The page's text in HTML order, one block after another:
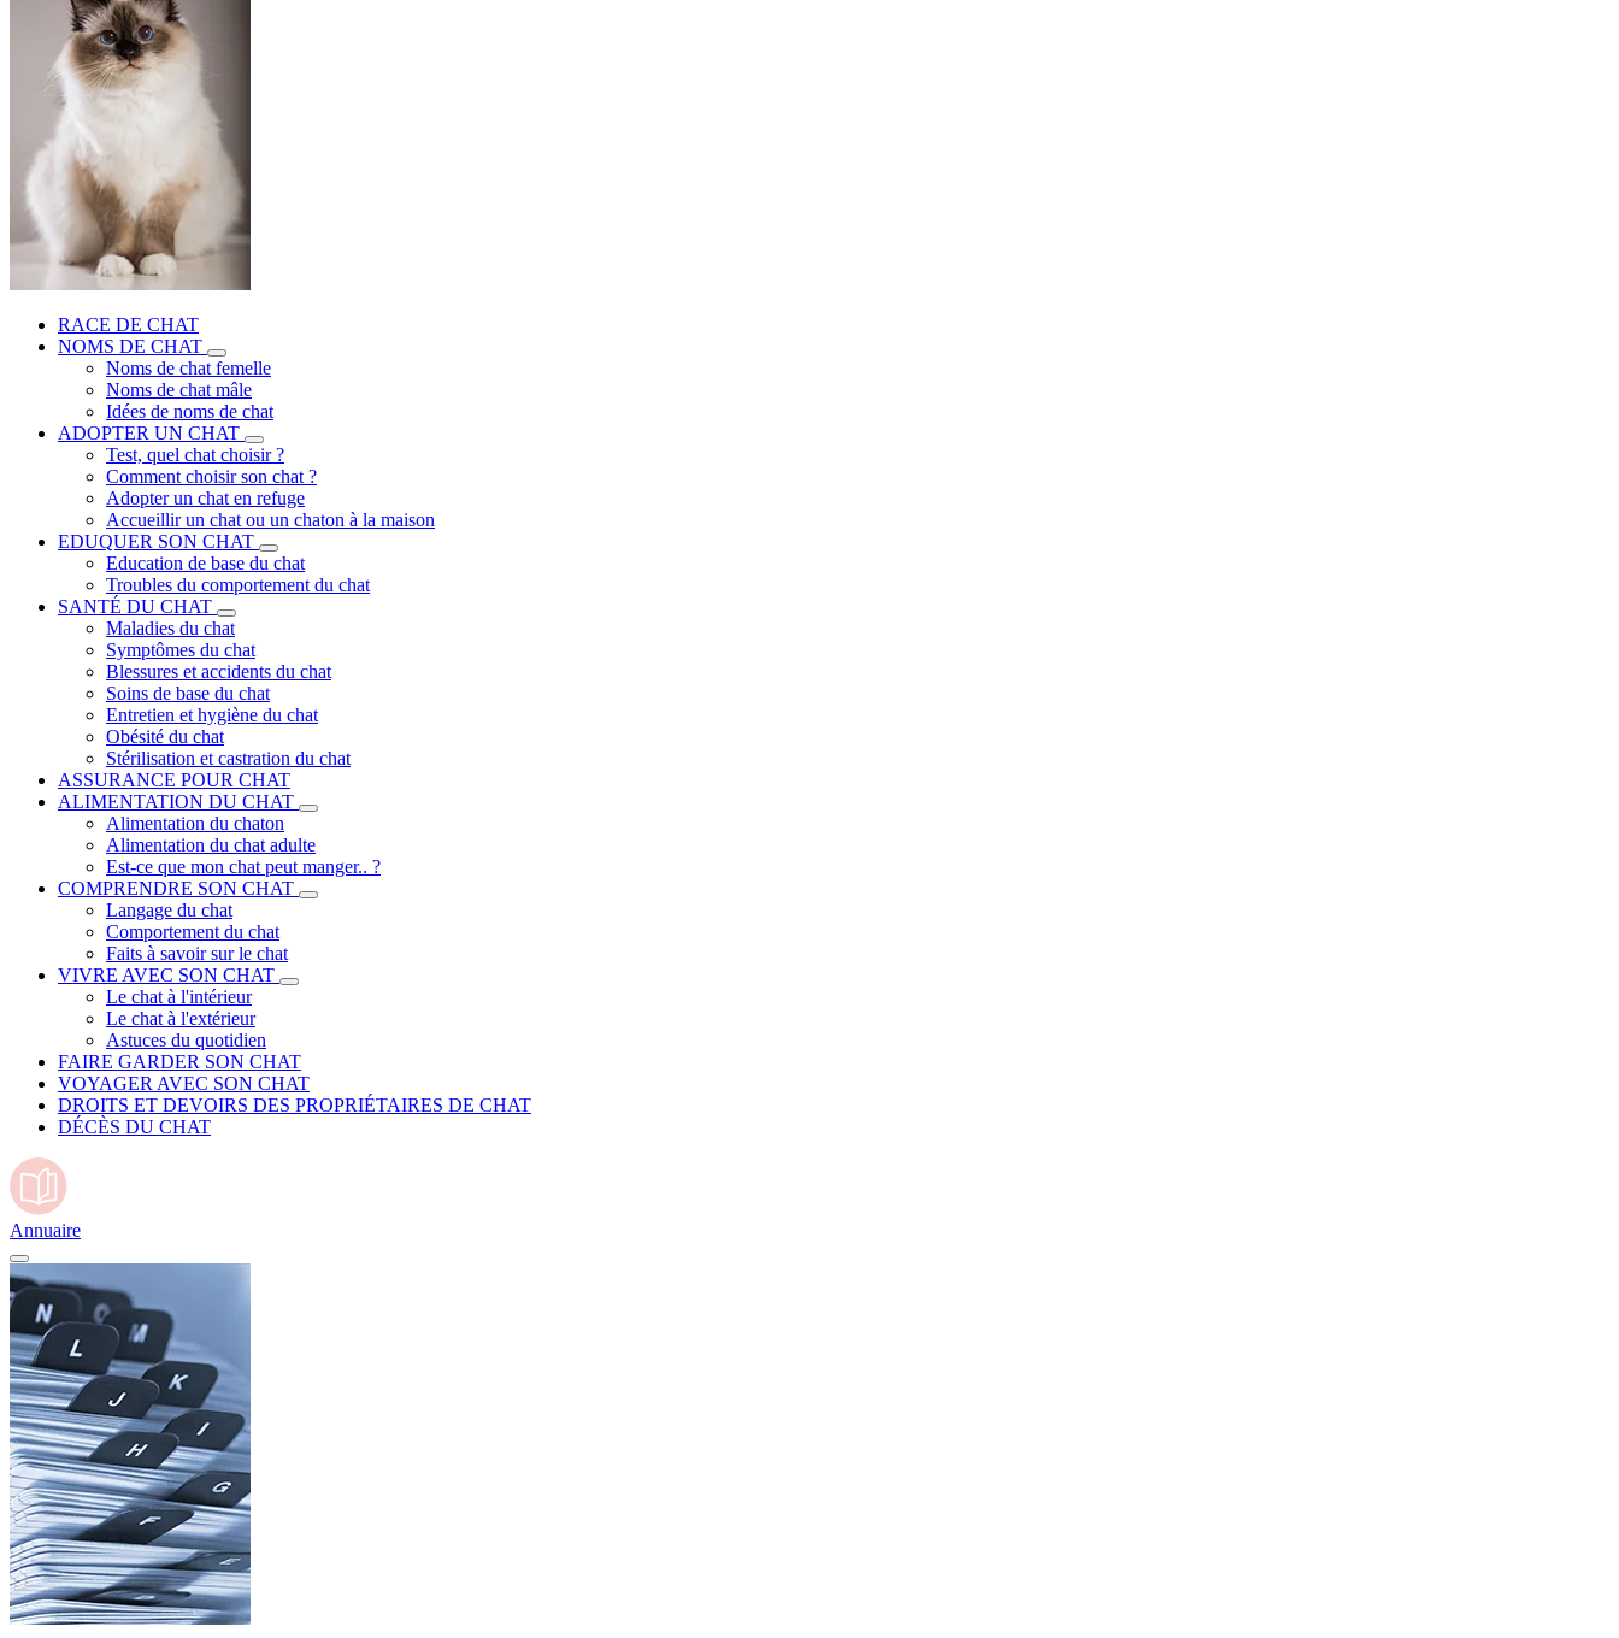
RACE DE CHAT
NOMS DE CHAT
Noms de chat femelle
Noms de chat mâle
Idées de noms de chat
ADOPTER UN CHAT
Test, quel chat choisir ?
Comment choisir son chat ?
Adopter un chat en refuge
Accueillir un chat ou un chaton à la maison
EDUQUER SON CHAT
Education de base du chat
Troubles du comportement du chat
SANTÉ DU CHAT
Maladies du chat
Symptômes du chat
Blessures et accidents du chat
Soins de base du chat
Entretien et hygiène du chat
Obésité du chat
Stérilisation et castration du chat
ASSURANCE POUR CHAT
ALIMENTATION DU CHAT
Alimentation du chaton
Alimentation du chat adulte
Est-ce que mon chat peut manger.. ?
COMPRENDRE SON CHAT
Langage du chat
Comportement du chat
Faits à savoir sur le chat
VIVRE AVEC SON CHAT
Le chat à l'intérieur
Le chat à l'extérieur
Astuces du quotidien
FAIRE GARDER SON CHAT
VOYAGER AVEC SON CHAT
DROITS ET DEVOIRS DES PROPRIÉTAIRES DE CHAT
DÉCÈS DU CHAT
Annuaire